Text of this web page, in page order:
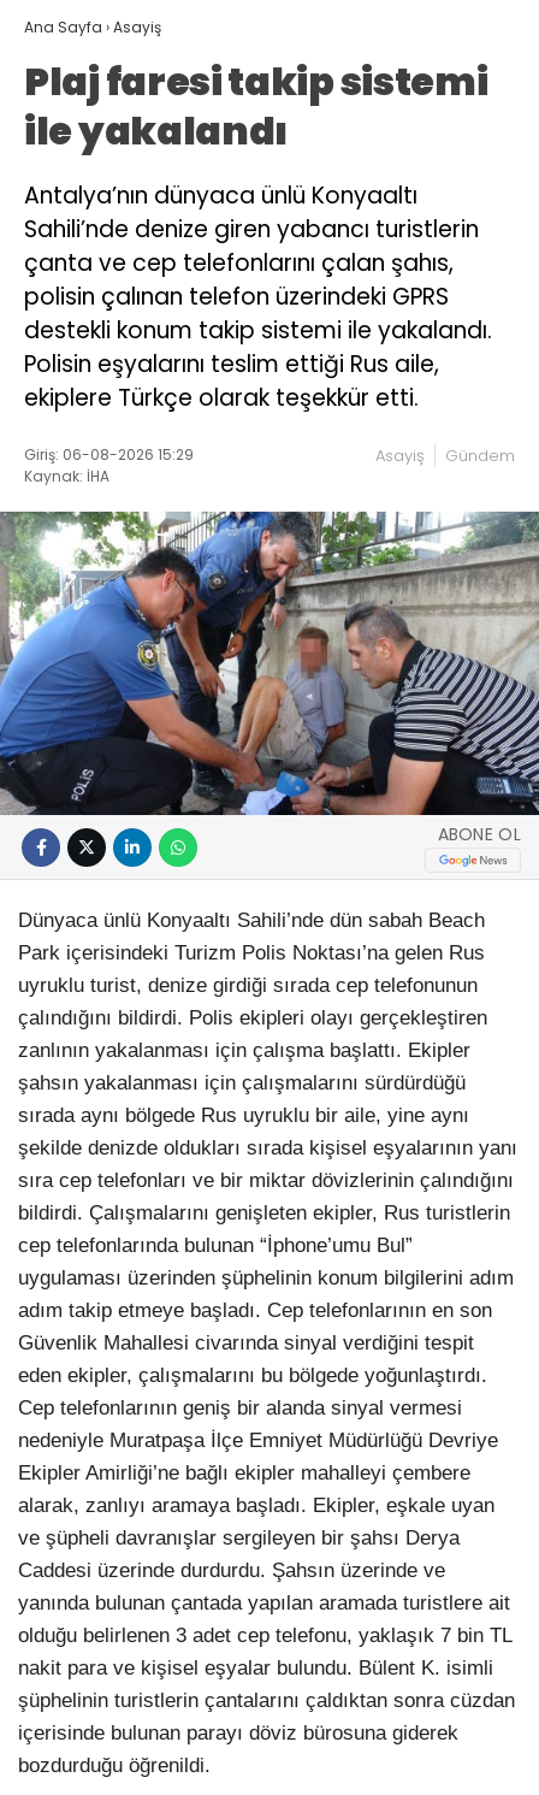
Ana Sayfa ›Asayiş
Plaj faresi takip sistemi
ile yakalandı
Antalya’nın dünyaca ünlü Konyaaltı
Sahili’nde denize giren yabancı turistlerin
çanta ve cep telefonlarını çalan şahıs,
polisin çalınan telefon üzerindeki GPRS
destekli konum takip sistemi ile yakalandı.
Polisin eşyalarını teslim ettiği Rus aile,
ekiplere Türkçe olarak teşekkür etti.
Giriş: 06-08-2026 15:29
Kaynak: İHA
Asayiş Gündem
ABONE OL
Dünyaca ünlü Konyaaltı Sahili’nde dün sabah Beach
Park içerisindeki Turizm Polis Noktası’na gelen Rus
uyruklu turist, denize girdiği sırada cep telefonunun
çalındığını bildirdi. Polis ekipleri olayı gerçekleştiren
zanlının yakalanması için çalışma başlattı. Ekipler
şahsın yakalanması için çalışmalarını sürdürdüğü
sırada aynı bölgede Rus uyruklu bir aile, yine aynı
şekilde denizde oldukları sırada kişisel eşyalarının yanı
sıra cep telefonları ve bir miktar dövizlerinin çalındığını
bildirdi. Çalışmalarını genişleten ekipler, Rus turistlerin
cep telefonlarında bulunan “İphone’umu Bul”
uygulaması üzerinden şüphelinin konum bilgilerini adım
adım takip etmeye başladı. Cep telefonlarının en son
Güvenlik Mahallesi civarında sinyal verdiğini tespit
eden ekipler, çalışmalarını bu bölgede yoğunlaştırdı.
Cep telefonlarının geniş bir alanda sinyal vermesi
nedeniyle Muratpaşa İlçe Emniyet Müdürlüğü Devriye
Ekipler Amirliği’ne bağlı ekipler mahalleyi çembere
alarak, zanlıyı aramaya başladı. Ekipler, eşkale uyan
ve şüpheli davranışlar sergileyen bir şahsı Derya
Caddesi üzerinde durdurdu. Şahsın üzerinde ve
yanında bulunan çantada yapılan aramada turistlere ait
olduğu belirlenen 3 adet cep telefonu, yaklaşık 7 bin TL
nakit para ve kişisel eşyalar bulundu. Bülent K. isimli
şüphelinin turistlerin çantalarını çaldıktan sonra cüzdan
içerisinde bulunan parayı döviz bürosuna giderek
bozdurduğu öğrenildi.